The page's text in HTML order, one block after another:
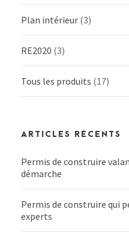
Plan intérieur (3)
RE2020 (3)
Tous les produits (17)
ARTICLES RÉCENTS
Permis de construire
démarche
Permis de construire qui
experts